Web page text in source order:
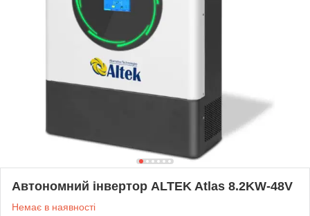
Автономний інвертор ALTEK Atlas 8.2KW-48V
Немає в наявності